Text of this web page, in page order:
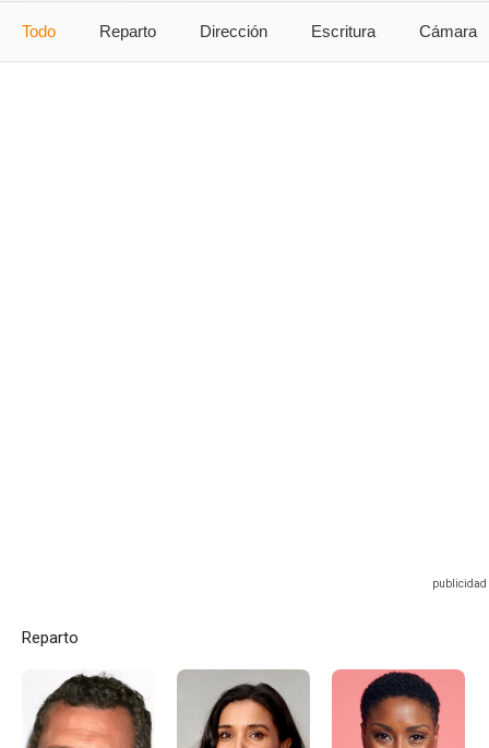
Todo Reparto Dirección Escritura Cámara
Reparto